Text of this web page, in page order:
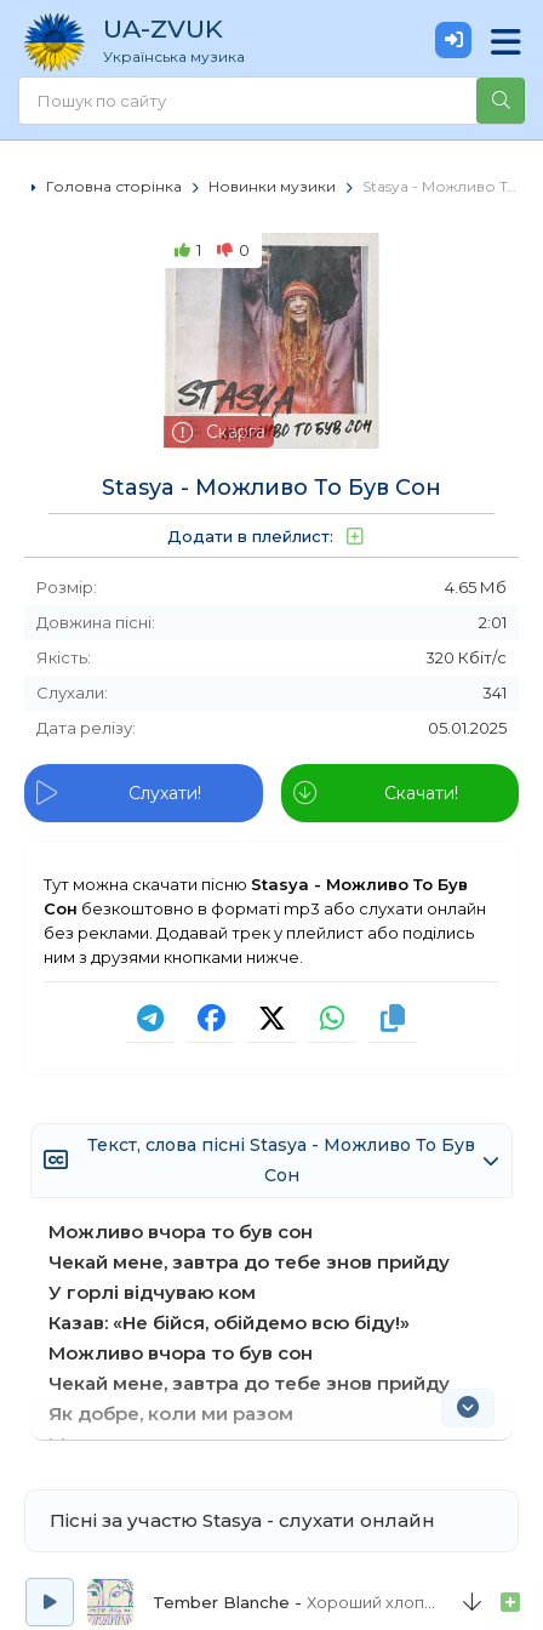
UA-ZVUK
Українська музика
Головна сторінка Новинки музики Stasya - Можливо То Був Сон
1 0
Скарга
Stasya - Можливо То Був Сон
Додати в плейлист:
Розмір:
4.65 Мб
Довжина пісні:
2:01
Якість:
320 Кбіт/с
Слухали:
341
Дата релізу:
05.01.2025
Слухати! Скачати!
Тут можна скачати пісню Stasya - Можливо То Був
Сон безкоштовно в форматі mp3 або слухати онлайн
без реклами. Додавай трек у плейлист або поділись
ним з друзями кнопками нижче.
Текст, слова пісні Stasya - Можливо То Був
Сон
Можливо вчора то був сон
Чекай мене, завтра до тебе знов прийду
У горлі відчуваю ком
Казав: «Не бійся, обійдемо всю біду!»
Можливо вчора то був сон
Чекай мене, завтра до тебе знов прийду
Як добре, коли ми разом
М-м-м-м
вічно?»
прямо в вічі
Пісні за участю Stasya - слухати онлайн
Tember Blanche Хороший хлопець